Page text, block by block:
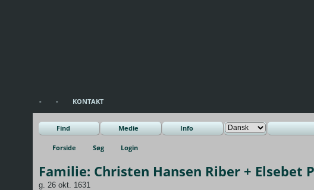
- - KONTAKT
Find Medie Info
Forside Søg Login
Familie: Christen Hansen Riber + Elsebet
g. 26 okt. 1631